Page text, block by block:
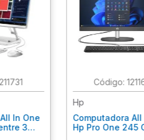
In One
3
:
Hp
Computadora All
Hp Pro One 245